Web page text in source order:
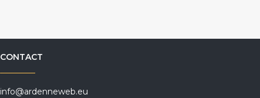
CONTACT
info@ardenneweb.eu